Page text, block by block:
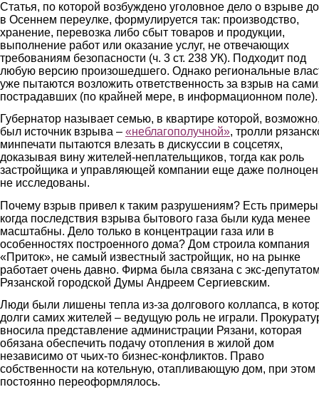
Статья, по которой возбуждено уголовное дело о взрыве
в Осеннем переулке, формулируется так: производство,
хранение, перевозка либо сбыт товаров и продукции,
выполнение работ или оказание услуг, не отвечающих
требованиям безопасности (ч. 3 ст. 238 УК). Подходит под
любую версию произошедшего. Однако региональные
уже пытаются возложить ответственность за взрыв на
пострадавших (по крайней мере, в информационном поле).
Губернатор называет семью, в квартире которой,
был источник взрыва – «неблагополучной», тролли
минпечати пытаются влезать в дискуссии в соцсетях,
доказывая вину жителей-неплательщиков, тогда как роль
застройщика и управляющей компании еще даже
не исследованы.
Почему взрыв привел к таким разрушениям? Есть
когда последствия взрыва бытового газа были куда менее
масштабны. Дело только в концентрации газа или в
особенностях построенного дома? Дом строила компания
«Приток», не самый известный застройщик, но на рынке
работает очень давно. Фирма была связана с экс-
Рязанской городской Думы Андреем Сергиевским.
Люди были лишены тепла из-за долгового коллапса, в
долги самих жителей – ведущую роль не играли.
вносила представление администрации Рязани, которая
обязана обеспечить подачу отопления в жилой дом
независимо от чьих-то бизнес-конфликтов. Право
собственности на котельную, отапливающую дом, при этом
постоянно переоформлялось.